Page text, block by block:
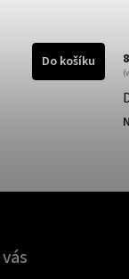
Do košíku